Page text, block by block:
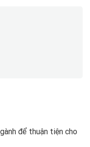
để thuận tiện cho